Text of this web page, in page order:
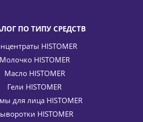
ПО ТИПУ СРЕДСТВ
HISTOMER
Молочко HISTOMER
Масло HISTOMER
Гели HISTOMER
для лица HISTOMER
HISTOMER